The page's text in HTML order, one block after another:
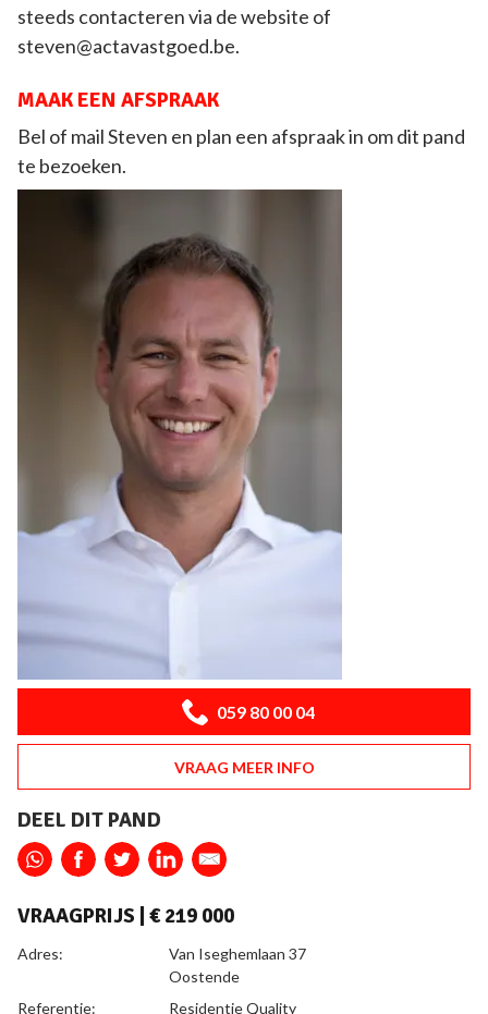
steeds contacteren via de website of
steven@actavastgoed.be.
MAAK EEN AFSPRAAK
Bel of mail Steven en plan een afspraak in om dit pand
te bezoeken.
059 80 00 04
VRAAG MEER INFO
DEEL DIT PAND
VRAAGPRIJS | € 219 000
ALGEMEEN
Adres:
Van Iseghemlaan 37
Oostende
Referentie:
Residentie Quality